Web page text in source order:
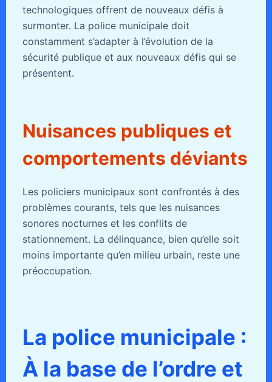
technologiques offrent de nouveaux défis à
surmonter. La police municipale doit
constamment s’adapter à l’évolution de la
sécurité publique et aux nouveaux défis qui se
présentent.
Nuisances publiques et
comportements déviants
Les policiers municipaux sont confrontés à des
problèmes courants, tels que les nuisances
sonores nocturnes et les conflits de
stationnement. La délinquance, bien qu’elle soit
moins importante qu’en milieu urbain, reste une
préoccupation.
La police municipale :
À la base de l’ordre et